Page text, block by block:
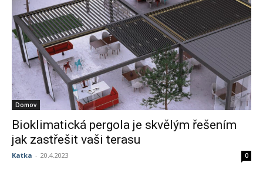
Domov
Bioklimatická pergola je skvělým řešením
jak zastřešit vaši terasu
Katka - 20.4.2023 0